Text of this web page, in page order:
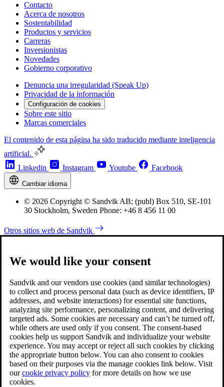
Contacto
Acerca de nosotros
Sostentabilidad
Productos y servicios
Carreras
Inversionistas
Novedades
Gobierno corporativo
Denuncia una irregularidad (Speak Up)
Privacidad de la información
Configuración de cookies
Sobre este sitio
Marcas comerciales
El contenido de esta página ha sido traducido mediante inteligencia
artificial.
Linkedin
Instagram Youtube Facebook
Cambiar idioma
© 2026 Copyright © Sandvik AB; (publ) Box 510, SE-101
30 Stockholm, Sweden Phone: +46 8 456 11 00
Otros sitios web de Sandvik
We would like your consent
Sandvik and our vendors use cookies (and similar technologies)
to collect and process personal data (such as device identifiers, IP
addresses, and website interactions) for essential site functions,
analyzing site performance, personalizing content, and delivering
targeted ads. Some cookies are necessary and can’t be turned off,
while others are used only if you consent. The consent-based
cookies help us support Sandvik and individualize your website
experience. You may accept or reject all such cookies by clicking
the appropriate button below. You can also consent to cookies
based on their purposes via the manage cookies link below. Visit
ourcookie privacy policy for more details on how we use
cookies.